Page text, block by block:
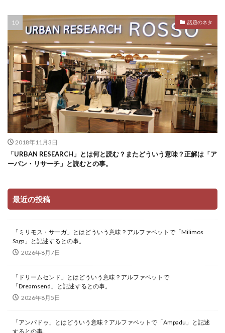
話題のネタ
2018年11月3日
「URBAN RESEARCH」とは何と読む？またどういう意味？正解は「ア
ーバン・リサーチ」と読むとの事。
最近の投稿
「ミリモス・サーガ」とはどういう意味？アルファベットで「Milimos
Saga」と記述するとの事。
2026年8月7日
「ドリームセンド」とはどういう意味？アルファベットで
「Dreamsend」と記述するとの事。
2026年8月5日
「アンパドゥ」とはどういう意味？アルファベットで「Ampadu」と記述
するとの事。